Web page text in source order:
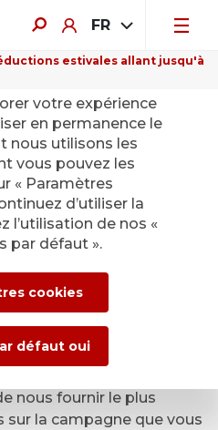
FR
estivales allant jusqu'à
dans les
et je
contacté(e)
nous fournir le plus
la campagne que vous
utilisons des
votre expérience
en permanence le
nous utilisons les
vous pouvez les
« Paramètres
d’utiliser la
l’utilisation de nos «
par défaut ».
cookies
défaut oui